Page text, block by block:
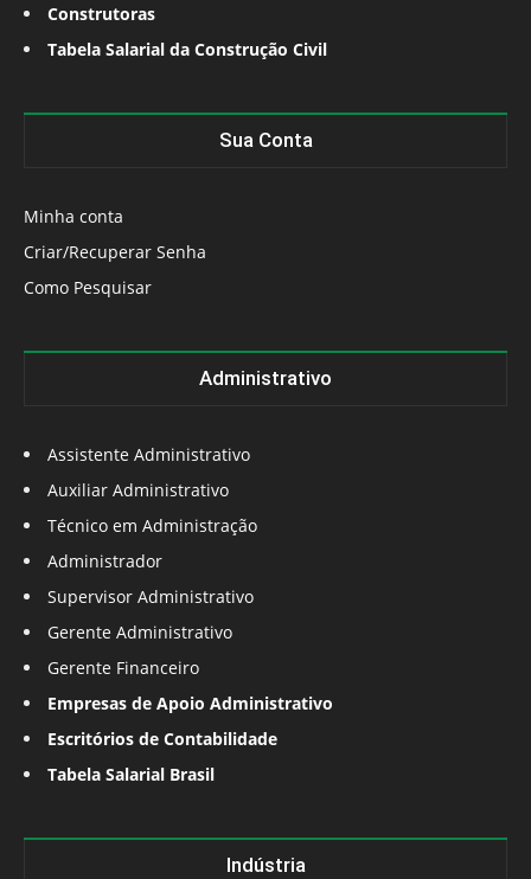
Construtoras
Tabela Salarial da Construção Civil
Sua Conta
Minha conta
Criar/Recuperar Senha
Como Pesquisar
Administrativo
Assistente Administrativo
Auxiliar Administrativo
Técnico em Administração
Administrador
Supervisor Administrativo
Gerente Administrativo
Gerente Financeiro
Empresas de Apoio Administrativo
Escritórios de Contabilidade
Tabela Salarial Brasil
Indústria